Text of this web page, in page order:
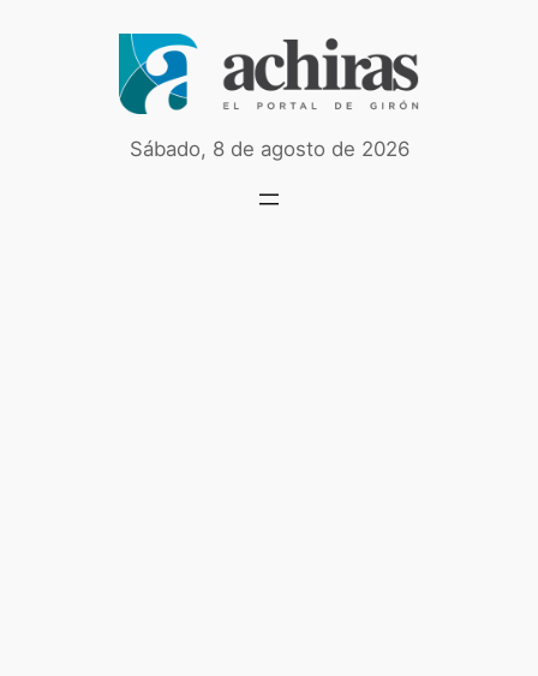
Sábado, 8 de agosto de 2026